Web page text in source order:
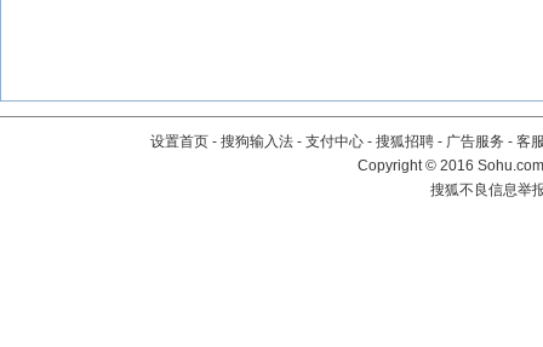
设置首页 - 搜狗输入法 - 支付中心 - 搜狐招聘 - 广告服务 - 客
Copyright©2016
搜狐不良信息举